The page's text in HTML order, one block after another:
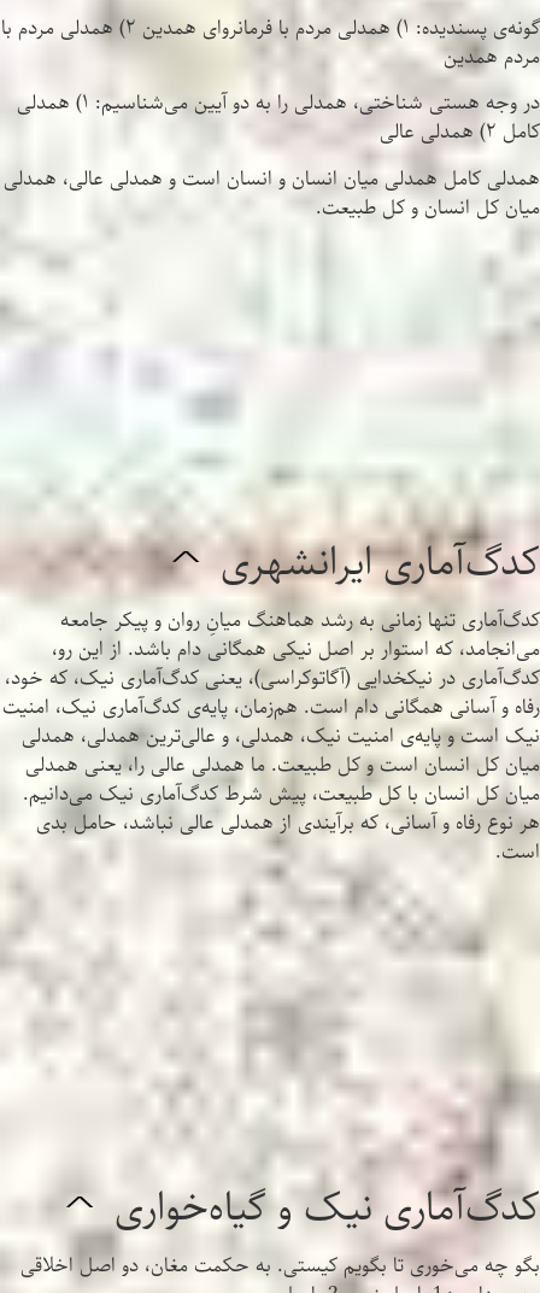
گونه‌ی پسندیده: ۱) همدلی مردم با فرمانروای همدین ۲) همدلی مردم با
مردم همدین
در وجه هستی شناختی، همدلی را به دو آیین می‌شناسیم: ۱) همدلی
کامل ۲) همدلی عالی
همدلی کامل همدلی میان انسان و انسان است و همدلی عالی، همدلی
میان کل انسان و کل طبیعت.
کدگ‌آماری ایرانشهری ^
کدگ‌آماری تنها زمانی به رشد هماهنگ میانِ روان و پیکر جامعه
می‌انجامد، که استوار بر اصل نیکی همگانی دام باشد. از این رو،
کدگ‌آماری در نیکخدایی (آگاتوکراسی)، یعنی کدگ‌آماری نیک، که خود،
رفاه و آسانی همگانی دام است. هم‌زمان، پایه‌ی کدگ‌آماری نیک، امنیت
نیک است و پایه‌ی امنیت نیک، همدلی، و عالی‌ترین همدلی، همدلی
میان کل انسان است و کل طبیعت. ما همدلی عالی را، یعنی همدلی
میان کل انسان با کل طبیعت، پیش شرط کدگ‌آماری نیک می‌دانیم.
هر نوع رفاه و آسانی، که برآیندی از همدلی عالی نباشد، حامل بدی
است.
کدگ‌آماری نیک و گیاه‌خواری ^
بگو چه می‌خوری تا بگویم کیستی. به حکمت مغان، دو اصل اخلاقی